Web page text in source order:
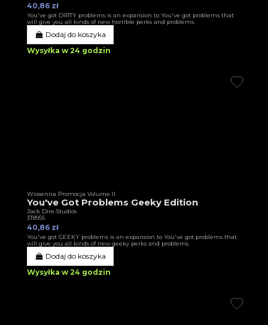
40,86 zł
You've got DIRTY problems is an expansion to You've got problems that
will give you all kinds of new horrible perks and problems.
Dodaj do koszyka
Wysyłka w 24 godzin
Wiosenna Promocja Volume II
You've Got Problems Geeky Edition
Jack Dire Studios
3T8955
40,86 zł
You've got GEEKY problems is an expansion to You've got problems that
will give you all kinds of new geeky perks and problems.
Dodaj do koszyka
Wysyłka w 24 godzin